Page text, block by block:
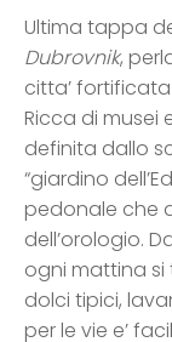
Ultima tappa
Dubrovnik,
citta’
Ricca di musei
definita dallo
“giardino
pedonale che
dell’orologio.
ogni mattina si
dolci tipici,
per le vie e’